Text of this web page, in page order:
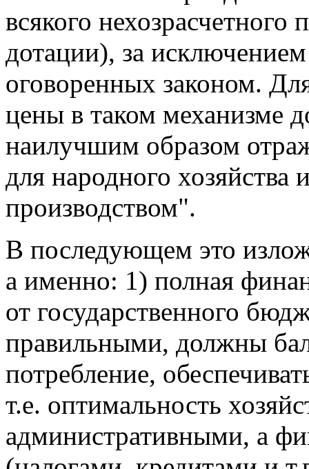
всякого нехозрасчетного
дотации), за
оговоренных законом.
цены в таком механизме
наилучшим образом
для народного хозяйства
производством".
В последующем это
а именно: 1) полная
от государственного
правильными, должны
потребление,
т.е. оптимальность
административными, а